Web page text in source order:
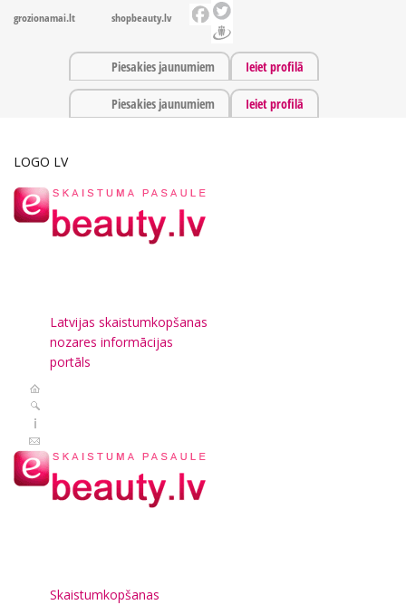
grozionamai.lt shopbeauty.lv
Piesakies jaunumiem Ieiet profilā
Piesakies jaunumiem Ieiet profilā
LOGO LV
Latvijas skaistumkopšanas
nozares informācijas
portāls
Skaistumkopšanas